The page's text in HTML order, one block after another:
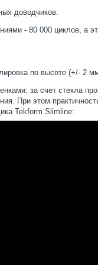
доводчиков.
- 80 000 циклов, а
по высоте (+/- 2
за счет стекла
При этом
Tekform Slimline: